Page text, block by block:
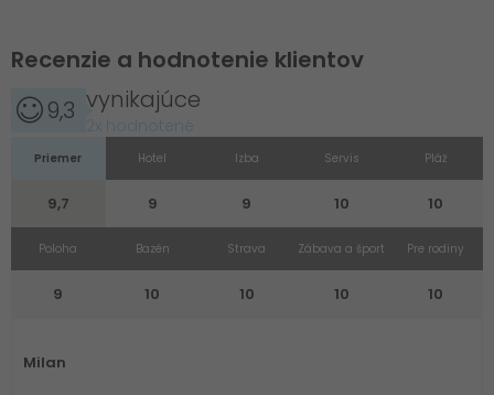
Recenzie a hodnotenie klientov
9,3 vynikajúce
2x hodnotené
Priemer
9,7
Hotel
9
Izba
9
Servis
10
Pláž
10
Poloha
9
Bazén
10
Strava
10
Zábava a šport
10
Pre rodiny
10
Milan